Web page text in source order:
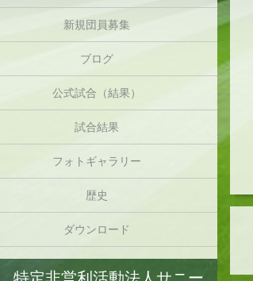
新規団員募集
ブログ
公式試合（結果）
試合結果
フォトギャラリー
歴史
ダウンロード